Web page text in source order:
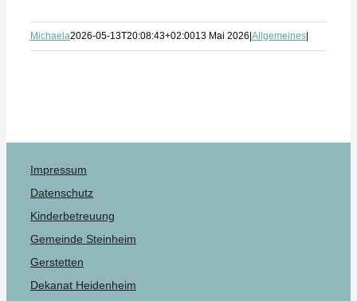
Michaela2026-05-13T20:08:43+02:0013 Mai 2026 Allgemeines
Impressum
Datenschutz
Kinderbetreuung
Gemeinde Steinheim
Gerstetten
Dekanat Heidenheim